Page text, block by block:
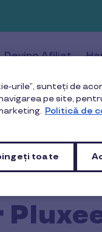
Devino Afiliat
urile”, sunteți de
pe site,
Politică de
toate